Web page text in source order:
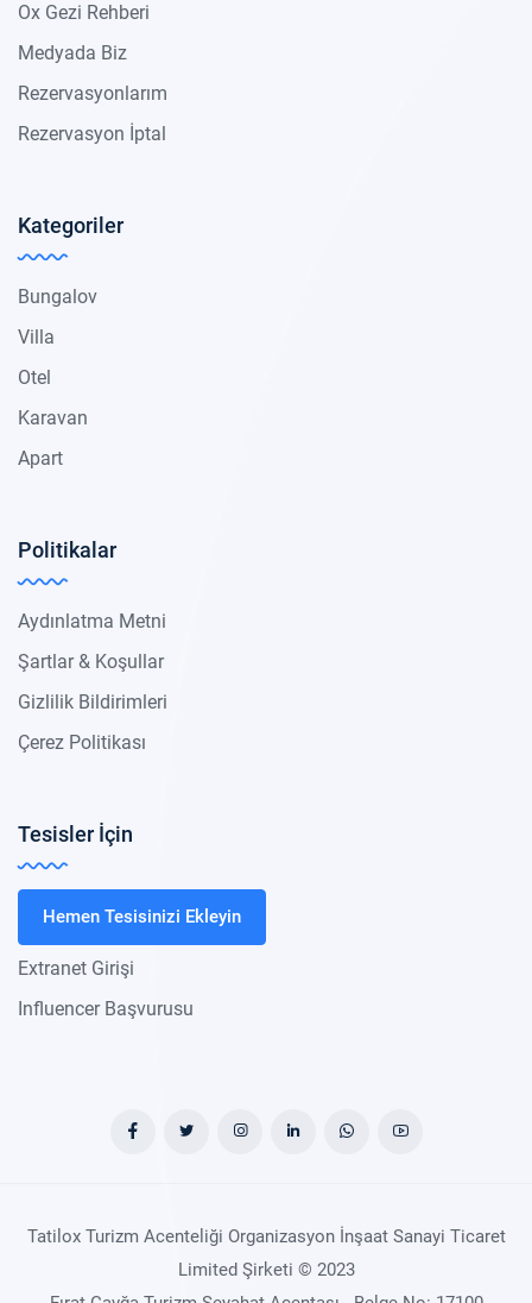
Ox Gezi Rehberi
Medyada Biz
Rezervasyonlarım
Rezervasyon İptal
Kategoriler
Bungalov
Villa
Otel
Karavan
Apart
Politikalar
Aydınlatma Metni
Şartlar & Koşullar
Gizlilik Bildirimleri
Çerez Politikası
Tesisler İçin
Hemen Tesisinizi Ekleyin
Extranet Girişi
Influencer Başvurusu
Tatilox Turizm Acenteliği Organizasyon İnşaat Sanayi Ticaret
Limited Şirketi © 2023